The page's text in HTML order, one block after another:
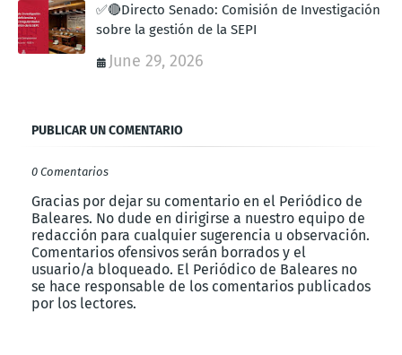
✅🔴Directo Senado: Comisión de Investigación
sobre la gestión de la SEPI
June 29, 2026
PUBLICAR UN COMENTARIO
0 Comentarios
Gracias por dejar su comentario en el Periódico de
Baleares. No dude en dirigirse a nuestro equipo de
redacción para cualquier sugerencia u observación.
Comentarios ofensivos serán borrados y el
usuario/a bloqueado. El Periódico de Baleares no
se hace responsable de los comentarios publicados
por los lectores.